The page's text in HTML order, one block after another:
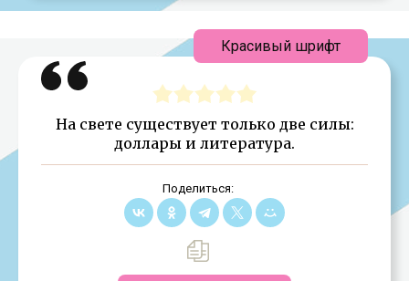
На свете существует только две силы:
доллары и литература.
Поделиться:
Красивый шрифт